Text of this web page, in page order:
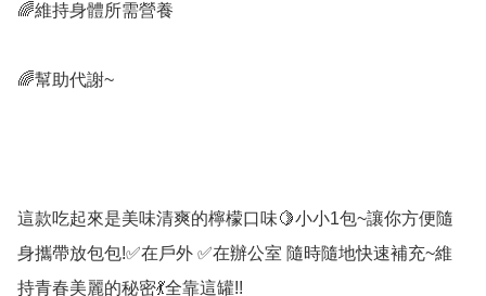
🌈維持身體所需營養
🌈幫助代謝~
這款吃起來是美味清爽的檸檬口味🍋小小1包~讓你方便隨
身攜帶放包包!✅在戶外 ✅在辦公室 隨時隨地快速補充~維
持青春美麗的秘密💃全靠這罐!!